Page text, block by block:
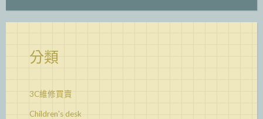
分類
3C維修買賣
Children's desk